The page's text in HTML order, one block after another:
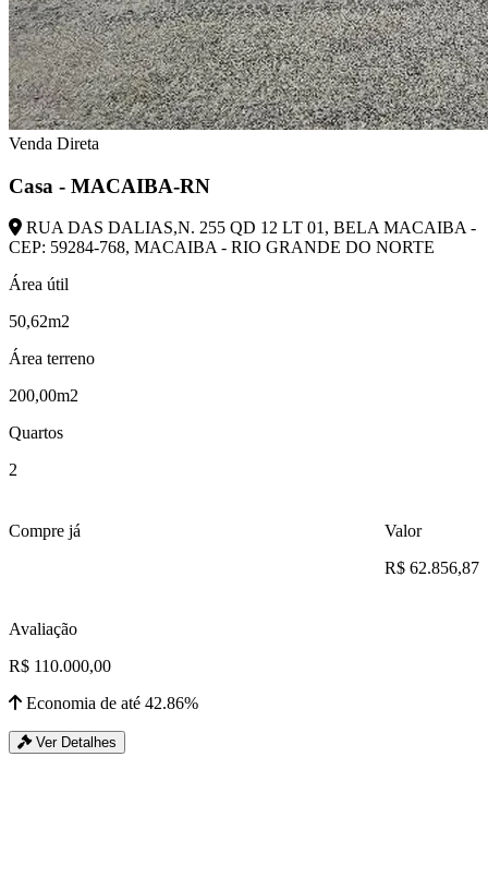
Venda Direta
Casa - MACAIBA-RN
RUA DAS DALIAS,N. 255 QD 12 LT 01, BELA MACAIBA -
CEP: 59284-768, MACAIBA - RIO GRANDE DO NORTE
Área útil
50,62m2
Área terreno
200,00m2
Quartos
2
Compre já
Valor
R$ 62.856,87
Avaliação
R$ 110.000,00
Economia de até 42.86%
Ver Detalhes